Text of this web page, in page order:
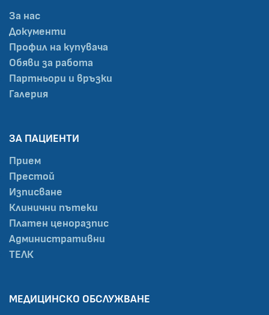
За нас
Документи
Профил на купувача
Обяви за работа
Партньори и връзки
Галерия
ЗА ПАЦИЕНТИ
Прием
Престой
Изписване
Клинични пътеки
Платен ценоразпис
Административни
ТЕЛК
МЕДИЦИНСКО ОБСЛУЖВАНЕ